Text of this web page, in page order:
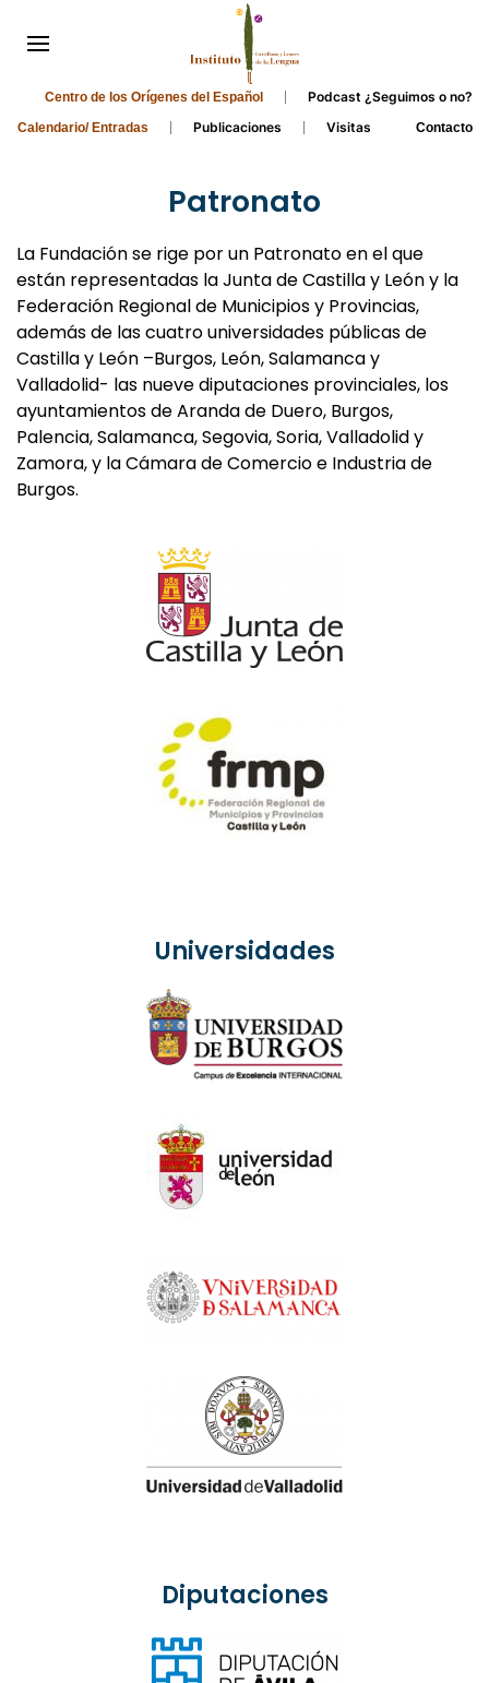
Centro de los Orígenes del Español Podcast ¿Seguimos o no?
Calendario/ Entradas Publicaciones Visitas Contacto
Patronato
La Fundación se rige por un Patronato en el que
están representadas la Junta de Castilla y León y la
Federación Regional de Municipios y Provincias,
además de las cuatro universidades públicas de
Castilla y León –Burgos, León, Salamanca y
Valladolid- las nueve diputaciones provinciales, los
ayuntamientos de Aranda de Duero, Burgos,
Palencia, Salamanca, Segovia, Soria, Valladolid y
Zamora, y la Cámara de Comercio e Industria de
Burgos.
Universidades
Diputaciones